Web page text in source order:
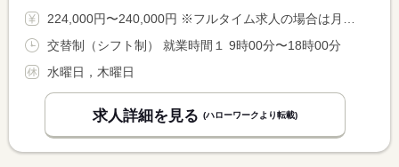
224,000円〜240,000円 ※フルタイム求人の場合は月額（換算額）、パート求人の場合は時間額を表示しています。
交替制（シフト制） 就業時間１ 9時00分〜18時00分
水曜日，木曜日
求人詳細を見る (ハローワークより転載)